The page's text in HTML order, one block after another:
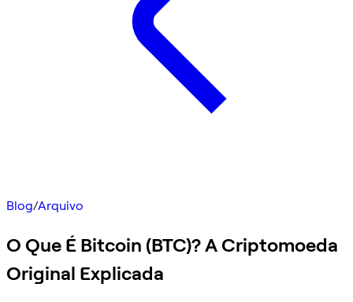
Blog/Arquivo
O Que É Bitcoin (BTC)? A Criptomoeda
Original Explicada